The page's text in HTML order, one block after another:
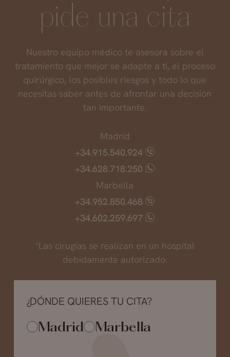
pide una cita
Nuestro equipo médico te asesora sobre el
tratamiento que mejor se adapte a ti, el proceso
quirúrgico, los posibles riesgos y todo lo que
necesitas saber antes de afrontar una decisión
tan importante.
Madrid
+34.915.540.924
+34.628.718.250
Marbella
+34.952.850.468
+34.602.259.697
*Las cirugías se realizan en un hospital
debidamente autorizado.
¿DÓNDE QUIERES TU CITA?
Madrid Marbella